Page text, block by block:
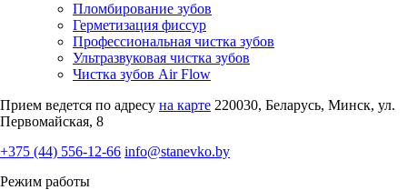
Пломбирование зубов
Герметизация фиссур
Профессиональная чистка зубов
Ультразвуковая чистка зубов
Чистка зубов Air Flow
Прием ведется по адресу на карте 220030, Беларусь, Минск, ул.
Первомайская, 8
+375 (44) 556-12-66 info@stanevko.by
Режим работы